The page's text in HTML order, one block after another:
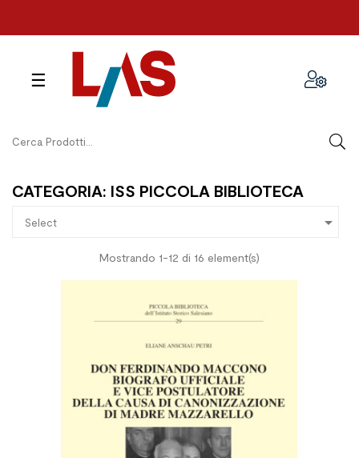
navigazione
☰
CATEGORIA: ISS PICCOLA BIBLIOTECA
Select 
Mostrando 1-12 di 16 element(s)